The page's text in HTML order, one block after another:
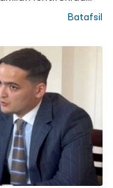
amalgaBatafsil